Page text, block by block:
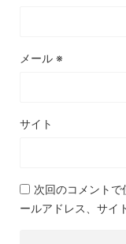
メール ※
サイト
次回のコメント
ールアドレス、サイ